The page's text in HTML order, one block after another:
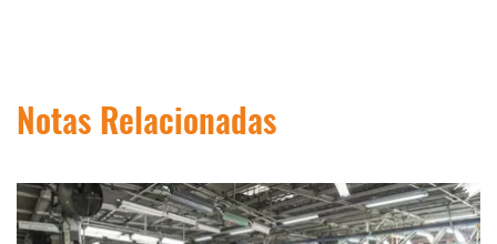
Notas Relacionadas